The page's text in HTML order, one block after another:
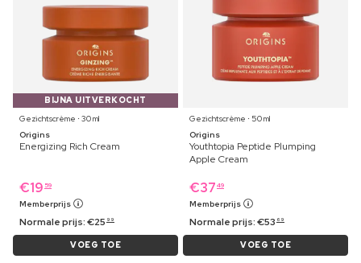
BIJNA UITVERKOCHT
Gezichtscrème ⋅ 30 ml
Origins
Energizing Rich Cream
€19 59
Memberprijs
Normale prijs:€25 99
VOEG TOE
Gezichtscrème ⋅ 50 ml
Origins
Youthtopia Peptide Plumping
Apple Cream
€37 49
Memberprijs
Normale prijs:€53 69
VOEG TOE